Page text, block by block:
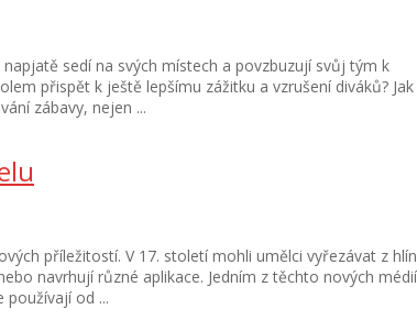
sedí na svých místech a povzbuzují svůj tým k
přispět k ještě lepšímu zážitku a vzrušení diváků? Jak
zábavy, nejen ...
příležitostí. V 17. století mohli umělci vyřezávat z
navrhují různé aplikace. Jedním z těchto nových médií
používají od ...